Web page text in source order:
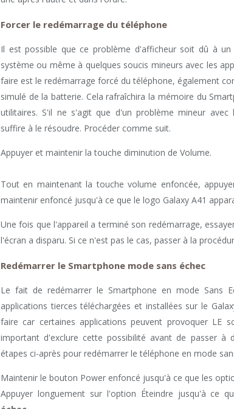
Forcer le redémarrage du téléphone
Il est possible que ce problème d'afficheur soit dû à
système ou même à quelques soucis mineurs avec les
faire est le redémarrage forcé du téléphone, également
simulé de la batterie. Cela rafraîchira la mémoire du
utilitaires. S'il ne s'agit que d'un problème mineur avec
suffire à le résoudre. Procéder comme suit.
Appuyer et maintenir la touche diminution de Volume.
Tout en maintenant la touche volume enfoncée,
maintenir enfoncé jusqu'à ce que le logo Galaxy A41
Une fois que l'appareil a terminé son redémarrage,
l'écran a disparu. Si ce n'est pas le cas, passer à la
Redémarrer le Smartphone mode sans échec
Le fait de redémarrer le Smartphone en mode Sans
applications tierces téléchargées et installées sur le
faire car certaines applications peuvent provoquer LE
important d'exclure cette possibilité avant de passer à
étapes ci-après pour redémarrer le téléphone en mode
Maintenir le bouton Power enfoncé jusqu'à ce que les
Appuyer longuement sur l'option Éteindre jusqu'à ce